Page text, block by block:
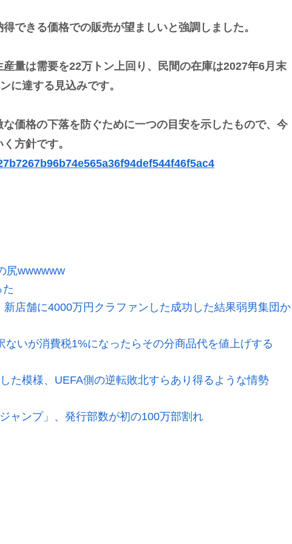
できる価格での販売が望ましいと強調しました。
量は需要を22万トン上回り、民間の在庫は2027年6月末
に達する見込みです。
価格の下落を防ぐために一つの目安を示したもので、今
方針です。
尻wwwwww
店舗に4000万円クラファンした成功した結果弱男集団か
ないが消費税1%になったらその分商品代を値上げする
た模様、UEFA側の逆転敗北すらあり得るような情勢
ャンプ」、発行部数が初の100万部割れ